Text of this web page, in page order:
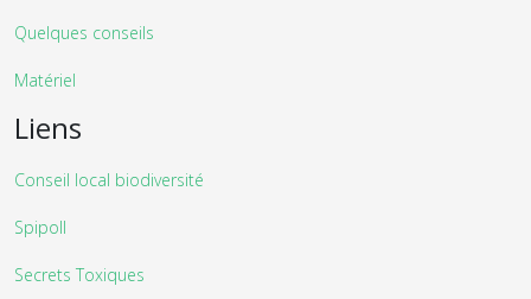
Quelques conseils
Matériel
Liens
Conseil local biodiversité
Spipoll
Secrets Toxiques